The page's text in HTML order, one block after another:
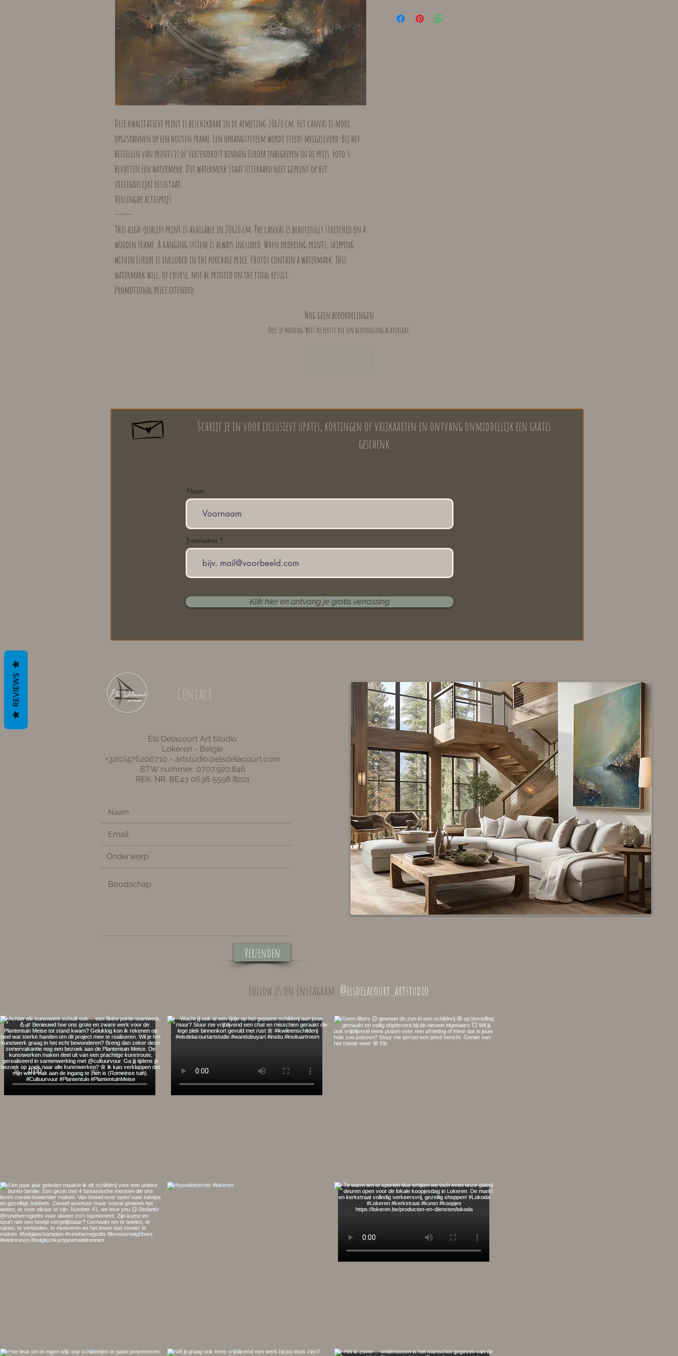
Deze kwalitatieve print is beschikbaar in de afmeting 20x20 cm. Het canvas is mooi
opgespannen op een houten frame. Een ophangsysteem wordt steeds meegeleverd. Bij het
bestellen van prints is de verzendkost binnen Europa inbegrepen in de prijs. Foto's
bevatten een watermerk. Dit watermerk staat uiteraard niet geprint op het
uiteindelijke resultaat.
Verlengde actieprijs
-------
This high-quality print is available in 20x20 cm. The canvas is beautifully stretched on a
wooden frame. A hanging system is always included. When ordering prints, shipping
within Europe is included in the purchase price. Photos contain a watermark. This
watermark will, of course, not be printed on the final result.
Promotional price extended
Nog geen beoordelingen
Deel je mening. Wees de eerste die een beoordeling achterlaat.
Schrijf je in voor exclusieve upates, kortingen of vrijkaarten en ontvang onmiddellijk een gratis
geschenk
Naam
E-mailadres
Klik hier en ontvang je gratis verrassing
Contact
Els Delacourt Art Studio
Lokeren - Belgie
+32(0)476206710 - artstudio@elsdelacourt.com
BTW nummer: 0707.920.846
REK. NR. BE43 0636 5598 8201
Verzenden
Follow us on Instagram @elsdelacourt_artstudio
REVIEWS